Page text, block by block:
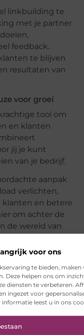
voor ons
te bieden, maken
Deze helpen ons om
diensten te verbeteren.
ingezet voor
leest u in ons
linkbuilding te
met je partner
feedback.
te blijven
resultaten van
voor groei
tool om
en klanten
jij je kunt
van je bedrijf.
aanpak
verlichten,
klanten en betere
om achter de
de wereld van
precies?